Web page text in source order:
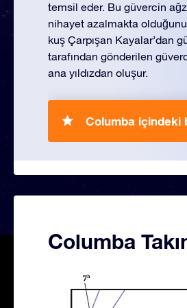
temsil eder. Bu güvercin
nihayet azalmakta
kuş Çarpışan Kayalar’dan
tarafından gönderilen
ana yıldızdan oluşur.
Columba içindeki
Columba